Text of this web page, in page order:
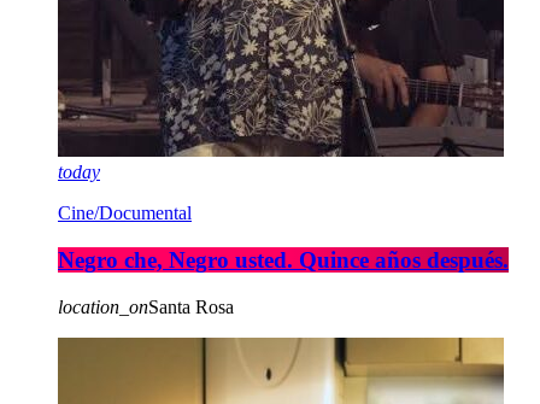
today
Cine/Documental
Negro che, Negro usted. Quince años después.
location_onSanta Rosa